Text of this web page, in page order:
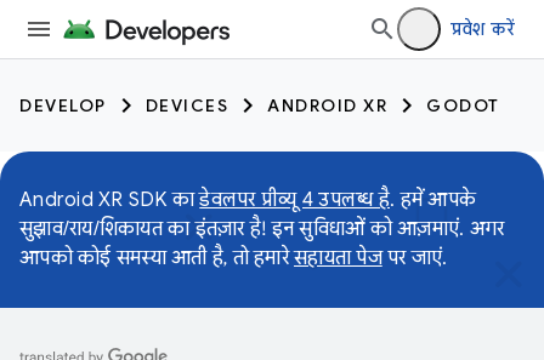
प्रवेश करें
DEVELOP DEVICES ANDROID XR GODOT
Android XR SDK काडेवलपर प्रीव्यू 4 उपलब्ध है. हमें आपके
सुझाव/राय/शिकायत का इंतज़ार है! इन सुविधाओं को आज़माएं. अगर
आपको कोई समस्या आती है, तो हमारेसहायता पेजपर जाएं.